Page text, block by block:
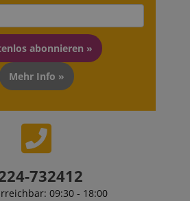
abonnieren »
Mehr Info »
732412
09:30 - 18:00